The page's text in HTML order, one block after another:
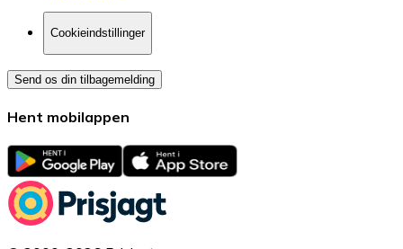
Cookieindstillinger
Send os din tilbagemelding
Hent mobilappen